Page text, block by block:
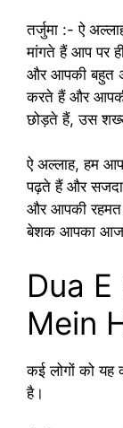
तर्जुमा :- ऐ
मांगते हैं आप पर
और आपकी बहुत
करते हैं और
छोड़ते हैं, उस
ऐ अल्लाह, हम
पढ़ते हैं और
और आपकी
बेशक आपका
Dua
Mein
कई लोगों को
है।